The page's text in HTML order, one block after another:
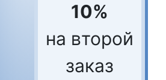
10%
на второй
заказ